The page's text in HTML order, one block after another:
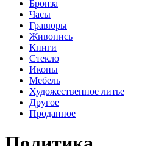
Бронза
Часы
Гравюры
Живопись
Книги
Стекло
Иконы
Мебель
Художественное литье
Другое
Проданное